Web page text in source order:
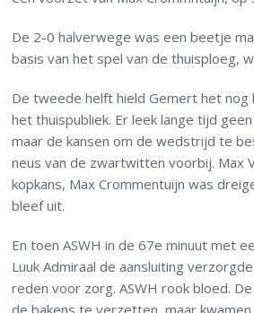
De 2-0 halverwege was een beetje
basis van het spel van de thuisploeg,
De tweede helft hield Gemert het nog
het thuispubliek. Er leek lange tijd
maar de kansen om de wedstrijd te
neus van de zwartwitten voorbij. Max
kopkans, Max Crommentuijn was
bleef uit.
En toen ASWH in de 67e minuut met
Luuk Admiraal de aansluiting
reden voor zorg. ASWH rook bloed.